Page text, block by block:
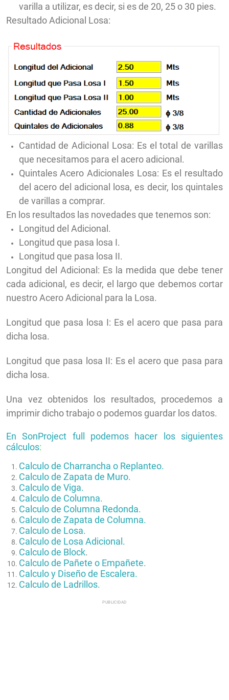
varilla a utilizar, es decir, si es de 20, 25 o 30 pies.
Resultado Adicional Losa:
Cantidad de Adicional Losa: Es el total de varillas
que necesitamos para el acero adicional.
Quintales Acero Adicionales Losa: Es el resultado
del acero del adicional losa, es decir, los quintales
de varillas a comprar.
En los resultados las novedades que tenemos son:
Longitud del Adicional.
Longitud que pasa losa I.
Longitud que pasa losa II.
Longitud del Adicional: Es la medida que debe tener
cada adicional, es decir, el largo que debemos cortar
nuestro Acero Adicional para la Losa.
Longitud que pasa losa I: Es el acero que pasa para
dicha losa.
Longitud que pasa losa II: Es el acero que pasa para
dicha losa.
Una vez obtenidos los resultados, procedemos a
imprimir dicho trabajo o podemos guardar los datos.
En SonProject full podemos hacer los siguientes
cálculos:
Calculo de Charrancha o Replanteo.
Calculo de Zapata de Muro.
Calculo de Viga.
Calculo de Columna.
Calculo de Columna Redonda.
Calculo de Zapata de Columna.
Calculo de Losa.
Calculo de Losa Adicional.
Calculo de Block.
Calculo de Pañete o Empañete.
Calculo y Diseño de Escalera.
Calculo de Ladrillos.